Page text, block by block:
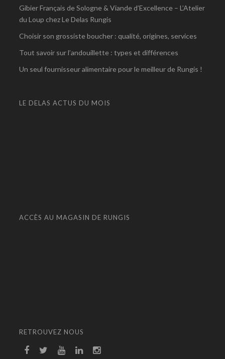
Gibier Français de Sologne & Viande d’Excellence – L’Atelier
du Loup chez Le Delas Rungis
Choisir son grossiste boucher : qualité, origines, services
Tout savoir sur l’andouillette : types et différences
Un seul fournisseur alimentaire pour le meilleur de Rungis !
LE DELAS ACTUS DU MOIS
ACCÈS AU MAGASIN DE RUNGIS
RETROUVEZ NOUS